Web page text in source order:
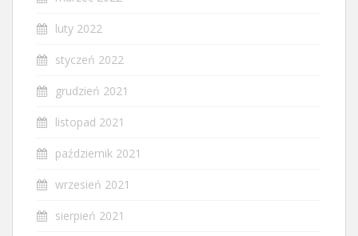
luty 2022
styczeń 2022
grudzień 2021
listopad 2021
październik 2021
wrzesień 2021
sierpień 2021